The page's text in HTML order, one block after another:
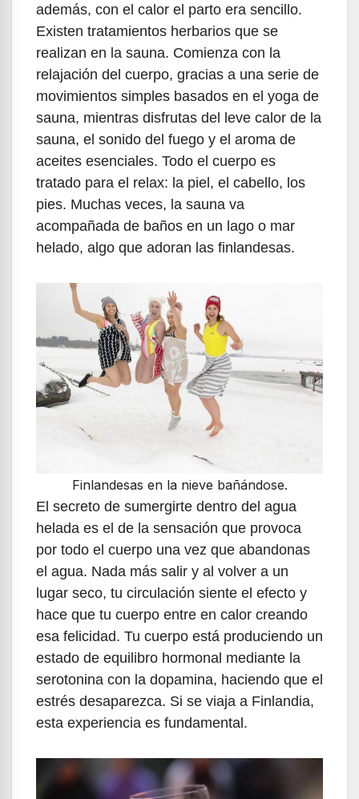
además, con el calor el parto era sencillo.
Existen tratamientos herbarios que se
realizan en la sauna. Comienza con la
relajación del cuerpo, gracias a una serie de
movimientos simples basados en el yoga de
sauna, mientras disfrutas del leve calor de la
sauna, el sonido del fuego y el aroma de
aceites esenciales. Todo el cuerpo es
tratado para el relax: la piel, el cabello, los
pies. Muchas veces, la sauna va
acompañada de baños en un lago o mar
helado, algo que adoran las finlandesas.
Finlandesas en la nieve bañándose.
El secreto de sumergirte dentro del agua
helada es el de la sensación que provoca
por todo el cuerpo una vez que abandonas
el agua. Nada más salir y al volver a un
lugar seco, tu circulación siente el efecto y
hace que tu cuerpo entre en calor creando
esa felicidad. Tu cuerpo está produciendo un
estado de equilibro hormonal mediante la
serotonina con la dopamina, haciendo que el
estrés desaparezca. Si se viaja a Finlandia,
esta experiencia es fundamental.